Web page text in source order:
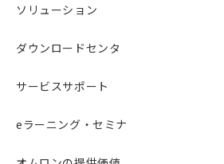
ソリューション
ダウンロードセンタ
サービスサポート
eラーニング・セミナ